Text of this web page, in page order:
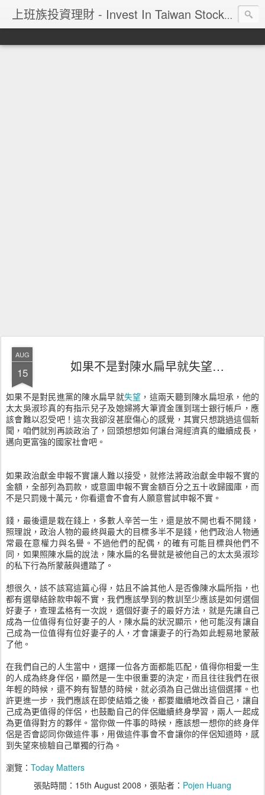
上班族投資理財 - Invest In Taiwan Stock Market
AUG
15 如果不是對陳水扁早就失望…
如果不是對民進黨的陳水扁早就失望 ，這兩天聽到陳水扁坦承，他的
太太吳淑珍真的有指示兒子及媳婦將大筆資金匯到瑞士銀行帳戶，應
該會難以忍受吧！這次我卻沒甚麼傷心的感覺，其實只想跳過這個新
聞，咱們就別再談政治了，回頭想想如何讓台灣經濟真的繼續成長，
邁向更富強的國家社會吧。
如果政治獻金申報不實讓人難以接受，就修法將政治獻金申報不實的
金額，全部列為罰款，或意圖申報不實金額百分之五十收歸國庫，而
不是只罰幾十萬元，你看還會不會有人願意嘗試申報不實。
錢，最後還是栽在錢上，多數人辛苦一生，還是放不開也看不開錢，
照理說，政治人物的最終與最大的目標多半不是錢，他們政治人物通
常最在意權力與名譽。不過他們的配偶，的確有可能目標與他們不
同，如果照陳水扁的說法，陳水扁的名譽就是被他自己的太太吳淑珍
的私下行為所蒙蔽與遭踏了。
想很久，該不該寫這篇心得，姑且不論其他人是否像陳水扁所指，也
都有選舉結餘款申報不實，我們應該學到的教訓至少應該是如何選個
好妻子，查理孟格有一次說，選個好妻子的最好方法，就是先讓自己
成為一位值得有位好妻子的人，陳水扁的狀況顯示，他可能沒有讓自
己成為一位值得有位好妻子的人，才會讓妻子的行為如此輕易地蒙蔽
了他。
在我們自己的人生當中，選擇一位各方面都能匹配，值得你相愛一生
的人成為終身伴侶，顯然是一生中很重要的決定，而且往往我們在很
年輕的時候，還不夠有智慧的時候，就必須為自己做出這個選擇。也
許更進一步，我們應該在即使結婚之後，都要繼續地改善自己，讓自
己成為更值得的伴侶，也鼓勵自己的伴侶繼續終身學習，兩人一起成
為更值得對方的夥伴。當你做一件事的時候，應該想一想你的終身伴
侶是否會認同你做這件事，用做這件事會不會讓你的伴侶知道時，感
到失望來檢驗自己單獨的行為。
瀏覽： Today Matters
張貼時間： 15th August 2008 ，張貼者： Pojen Huang